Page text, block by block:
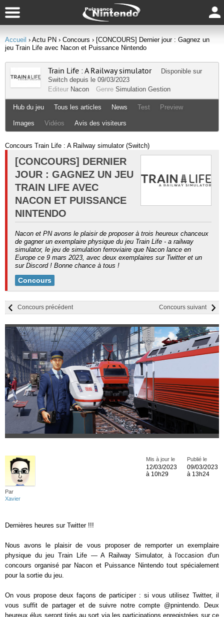
Accueil › Actu PN › Concours › [CONCOURS] Dernier jour : Gagnez un
jeu Train Life avec Nacon et Puissance Nintendo
Train Life : A Railway simulator
Disponible sur
Switch depuis le 09/03/2023
Editeur Nacon Genre Simulation Gestion
Hub du jeu Tous les articles News Test Preview
Images Vidéos Avis des visiteurs
Concours Train Life : A Railway simulator (Switch)
[CONCOURS] DERNIER
JOUR : GAGNEZ UN JEU
TRAIN LIFE AVEC
NACON ET PUISSANCE
NINTENDO
Nacon et PN avons le plaisir de proposer à trois heureux chanceux
de gagner un exemplaire physique du jeu Train Life - a railway
simulator, le jeu de simulation ferroviaire que Nacon lance en
Europe ce 9 mars 2023, avec deux exemplaires sur Twitter et un
sur Discord ! Bonne chance à tous !
Concours
Concours suivant
Concours précédent
Par
Xavier
Publié le
09/03/2023
à 13h24
Mis à jour le
12/03/2023
à 10h29
Dernières heures sur Twitter !!!
Nous avons le plaisir de vous proposer de remporter un exemplaire
physique du jeu Train Life — A Railway Simulator, à l'occasion d'un
concours organisé par Nacon et Puissance Nintendo tout spécialement
pour la sortie du jeu.
On vous propose deux façons de participer : si vous utilisez Twitter, il
vous suffit de partager et de suivre notre compte @pnintendo. Deux
heureux élus seront tirés au sort via les participations enregistrées sur ce